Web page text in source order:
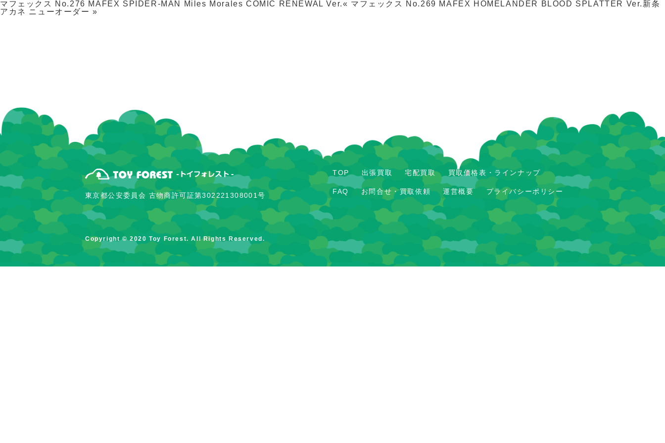
マフェックス No.276 MAFEX SPIDER-MAN Miles Morales COMIC RENEWAL Ver.« マフェックス No.269 MAFEX HOMELANDER BLOOD SPLATTER Ver. 新条
アカネ ニューオーダー »
東京都公安委員会 古物商許可証第302221308001号
TOP 出張買取 宅配買取 買取価格表・ラインナップ
FAQ お問合せ・買取依頼 運営概要 プライバシーポリシー
Copyright © 2020 Toy Forest. All Rights Reserved.